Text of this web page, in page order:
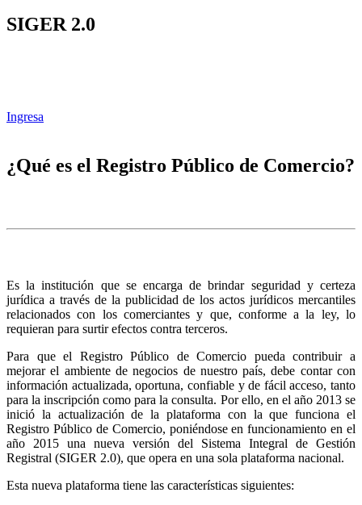
SIGER 2.0
Ingresa
¿Qué es el Registro Público de Comercio?
Es la institución que se encarga de brindar seguridad y certeza
jurídica a través de la publicidad de los actos jurídicos mercantiles
relacionados con los comerciantes y que, conforme a la ley, lo
requieran para surtir efectos contra terceros.
Para que el Registro Público de Comercio pueda contribuir a
mejorar el ambiente de negocios de nuestro país, debe contar con
información actualizada, oportuna, confiable y de fácil acceso, tanto
para la inscripción como para la consulta. Por ello, en el año 2013 se
inició la actualización de la plataforma con la que funciona el
Registro Público de Comercio, poniéndose en funcionamiento en el
año 2015 una nueva versión del Sistema Integral de Gestión
Registral (SIGER 2.0), que opera en una sola plataforma nacional.
Esta nueva plataforma tiene las características siguientes: